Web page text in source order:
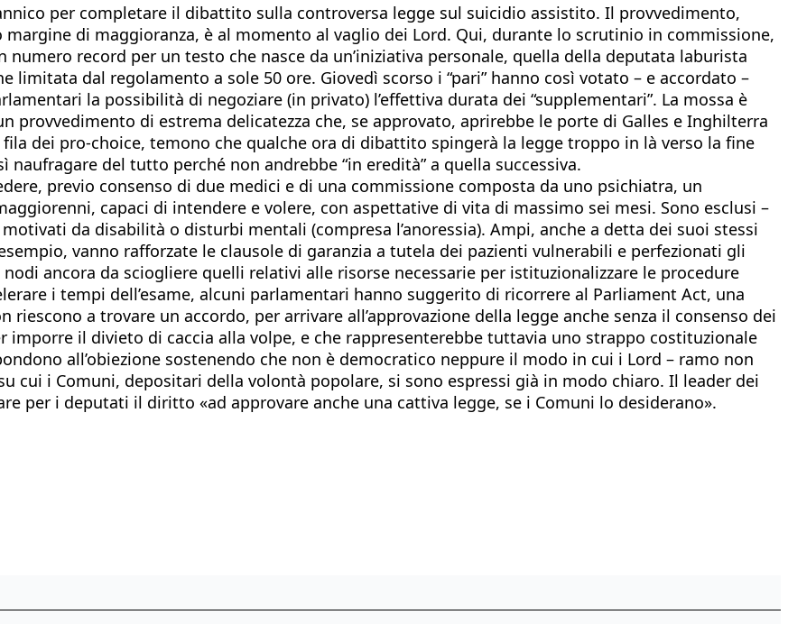
per completare il dibattito sulla controversa legge sul suicidio assistito. Il provvedimento,
di maggioranza, è al momento al vaglio dei Lord. Qui, durante lo scrutinio in commissione,
record per un testo che nasce da un’iniziativa personale, quella della deputata laburista
limitata dal regolamento a sole 50 ore. Giovedì scorso i “pari” hanno così votato – e accordato –
la possibilità di negoziare (in privato) l’effettiva durata dei “supplementari”. La mossa è
provvedimento di estrema delicatezza che, se approvato, aprirebbe le porte di Galles e Inghilterra
dei pro-choice, temono che qualche ora di dibattito spingerà la legge troppo in là verso la fine
del tutto perché non andrebbe “in eredità” a quella successiva.
previo consenso di due medici e di una commissione composta da uno psichiatra, un
capaci di intendere e volere, con aspettative di vita di massimo sei mesi. Sono esclusi –
da disabilità o disturbi mentali (compresa l’anoressia). Ampi, anche a detta dei suoi stessi
vanno rafforzate le clausole di garanzia a tutela dei pazienti vulnerabili e perfezionati gli
ancora da sciogliere quelli relativi alle risorse necessarie per istituzionalizzare le procedure
i tempi dell’esame, alcuni parlamentari hanno suggerito di ricorrere al Parliament Act, una
a trovare un accordo, per arrivare all’approvazione della legge anche senza il consenso dei
imporre il divieto di caccia alla volpe, e che rappresenterebbe tuttavia uno strappo costituzionale
all’obiezione sostenendo che non è democratico neppure il modo in cui i Lord – ramo non
cui i Comuni, depositari della volontà popolare, si sono espressi già in modo chiaro. Il leader dei
per i deputati il diritto «ad approvare anche una cattiva legge, se i Comuni lo desiderano».